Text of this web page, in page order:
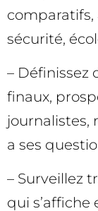
comparatifs,
sécurité,
– Définissez
finaux,
journalistes,
a ses
– Surveillez
qui s’affiche